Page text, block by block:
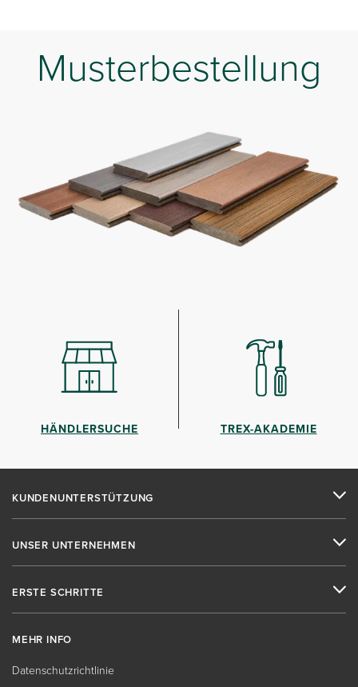
Musterbestellung
HÄNDLERSUCHE TREX-AKADEMIE
KUNDENUNTERSTÜTZUNG
UNSER UNTERNEHMEN
ERSTE SCHRITTE
MEHR INFO
Datenschutzrichtlinie